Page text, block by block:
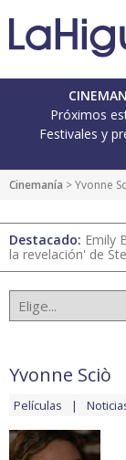
Próximos
Festivales y
Cinemanía > Yvonne
Destacado: Emily
la revelación' de
Yvonne Sciò
Películas